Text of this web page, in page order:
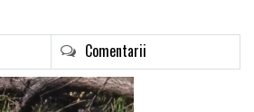
Comentarii